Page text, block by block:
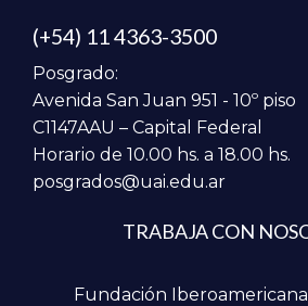
(+54) 11 4363-3500
Posgrado:
Avenida San Juan 951 - 10º piso
C1147AAU – Capital Federal
Horario de 10.00 hs. a 18.00 hs.
posgrados@uai.edu.ar
TRABAJA CON
Fundación